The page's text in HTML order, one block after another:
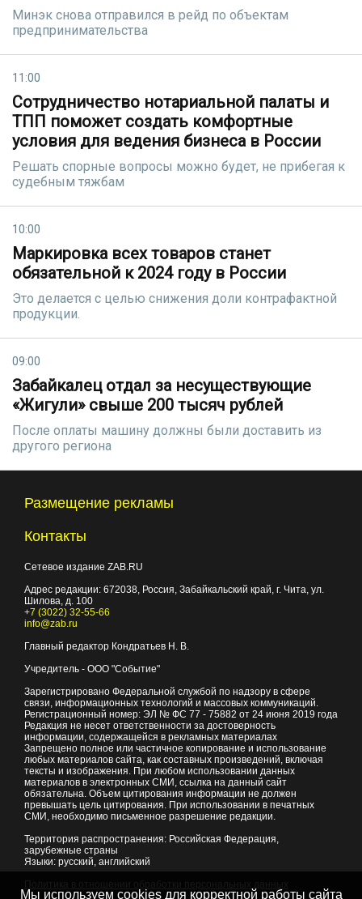
Минэк снова отправился в рейд по объектам
предпринимательства
11:00
Сотрудничество нотариальной палаты и
ТПП поможет создать комфортные
условия для ведения бизнеса в России
Решать спорные вопросы можно будет, не прибегая к
судебным тяжбам
10:00
Маркировка всех товаров станет
обязательной к 2024 году в России
Это делается с целью снижения доли контрафактной
продукции.
09:00
Забайкалец отдал за несуществующие
«Жигули» свыше 200 тысяч рублей
После оплаты машину должны были доставить из
другого региона
Размещение рекламы
Контакты
Сетевое издание ZAB.RU
Адрес редакции: 672038, Россия, Забайкальский край, г. Чита, ул.
Шилова, д. 100
+7 (3022) 32-55-66
info@zab.ru
Главный редактор Кондратьев Н. В.
Учредитель - ООО "Событие"
Зарегистрировано Федеральной службой по надзору в сфере
связи, информационных технологий и массовых коммуникаций.
Регистрационный номер: ЭЛ № ФС 77 - 75882 от 24 июня 2019 года
Редакция не несет ответственности за достоверность
информации, содержащейся в рекламных материалах
Запрещено полное или частичное копирование и использование
любых материалов сайта, как составных произведений, включая
тексты и изображения. При любом использовании данных
материалов в электронных СМИ, ссылка на данный сайт
обязательна. Объем цитирования информации не должен
превышать цель цитирования. При использовании в печатных
СМИ, необходимо письменное разрешение редакции.
Территория распространения: Российская Федерация,
зарубежные страны
Языки: русский, английский
Мы используем cookies для корректной работы сайта